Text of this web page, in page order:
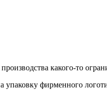
какого-то
упаковку фирменного